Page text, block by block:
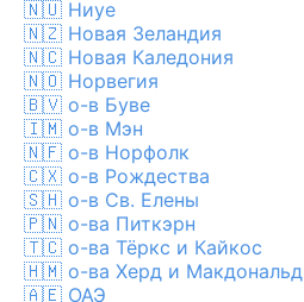
🇳🇺 Ниуе
🇳🇿 Новая Зеландия
🇳🇨 Новая Каледония
🇳🇴 Норвегия
🇧🇻 о-в Буве
🇮🇲 о-в Мэн
🇳🇫 о-в Норфолк
🇨🇽 о-в Рождества
🇸🇭 о-в Св. Елены
🇵🇳 о-ва Питкэрн
🇹🇨 о-ва Тёркс и Кайкос
🇭🇲 о-ва Херд и Макдональд
🇦🇪 ОАЭ